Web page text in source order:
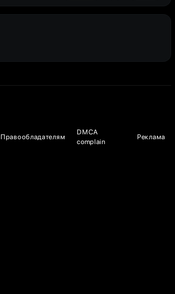
Правообладателям
DMCA
complain
Реклама